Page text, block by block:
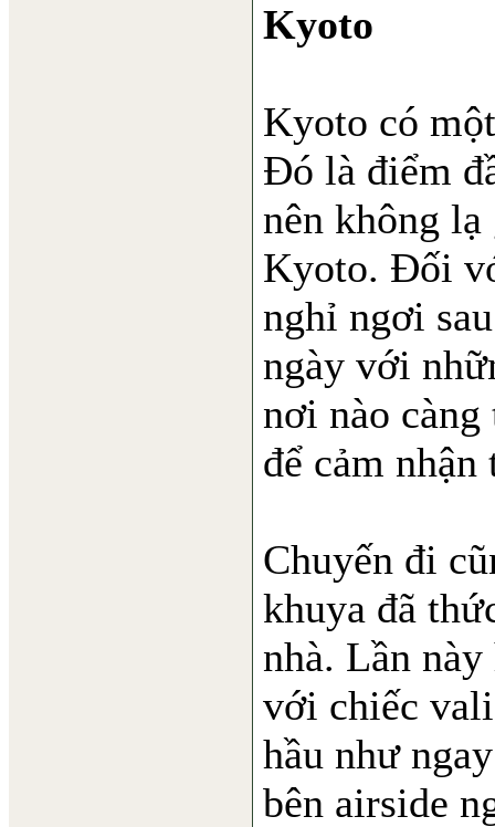
Kyoto
Kyoto có
Đó là điểm
nên không
Kyoto. Đối
nghỉ ngơi
ngày với
nơi nào
để cảm
Chuyến đi
khuya đã
nhà. Lần
với chiếc
hầu như
bên airside